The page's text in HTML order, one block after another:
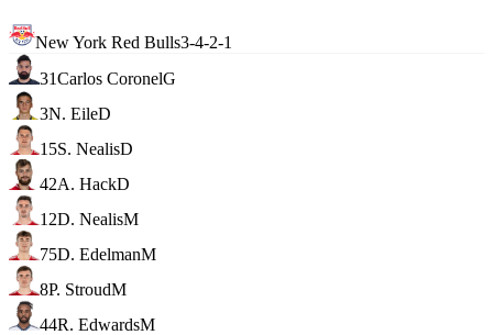
New York Red Bulls3-4-2-1
31Carlos CoronelG
3N. EileD
15S. NealisD
42A. HackD
12D. NealisM
75D. EdelmanM
8P. StroudM
44R. EdwardsM